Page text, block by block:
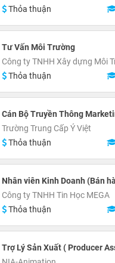
Thỏa thuận
Tư Vấn Môi Trường
Công ty TNHH Xây dựng Môi
Thỏa thuận
Cán Bộ Truyền Thông
Trường Trung Cấp Ý Việt
Thỏa thuận
Nhân viên Kinh Doanh (Bán
Công ty TNHH Tin Học MEGA
Thỏa thuận
Trợ Lý Sản Xuất ( Producer